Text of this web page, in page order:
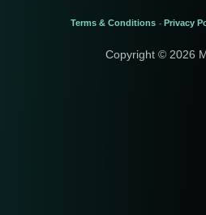
Terms & Conditions - Privacy
Copyright © 2026